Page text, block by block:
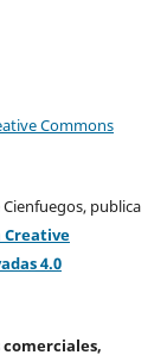
Commons
publica
Creative
4.0